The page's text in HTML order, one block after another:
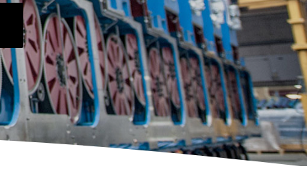
Tech Sleeves TKM GmbH